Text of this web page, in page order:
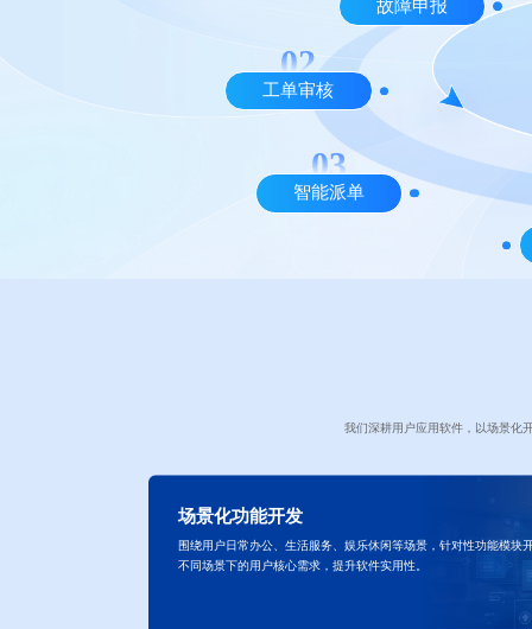
故障申报
工单审核
智能派单
我们深耕用户应用软件，以场景化
场景化功能开发
围绕用户日常办公、生活服务、娱乐休闲等场景，针对性功能模块
不同场景下的用户核心需求，提升软件实用性。